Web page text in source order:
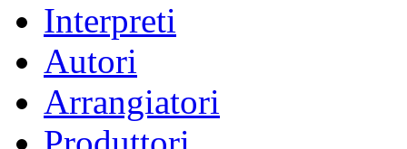
Interpreti
Autori
Arrangiatori